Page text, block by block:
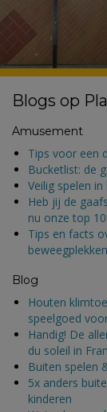
Blogs op
Amusement
Tips voor een
Bucketlist: de
Veilig spelen
Heb jij de
nu onze top 10!
Tips en facts
beweegplekken
Blog
Houten
speelgoed
Handig! De
du soleil in
Buiten spelen
5x anders
kinderen